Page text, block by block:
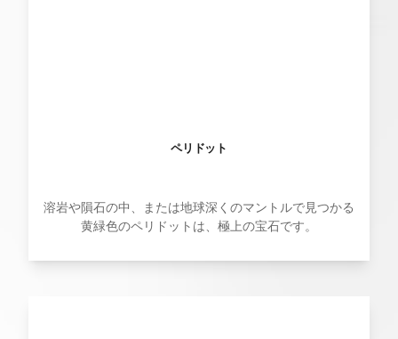
ペリドット
溶岩や隕石の中、または地球深くのマントルで見つかる
黄緑色のペリドットは、極上の宝石です。